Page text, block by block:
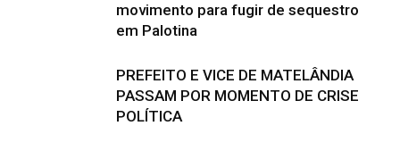
movimento para fugir de sequestro
em Palotina
PREFEITO E VICE DE MATELÂNDIA
PASSAM POR MOMENTO DE CRISE
POLÍTICA